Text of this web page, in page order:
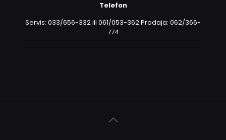
Telefon
Servis: 033/656-332 ili 061/053-362 Prodaja: 062/366-
774